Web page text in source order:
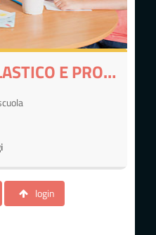
CALENDARIO SCOLASTICO E PROGETTO ACCOGLIENZA
login